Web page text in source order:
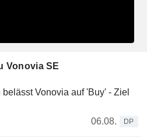
Vonovia SE
Vonovia auf 'Buy' - Ziel
06.08.
DP